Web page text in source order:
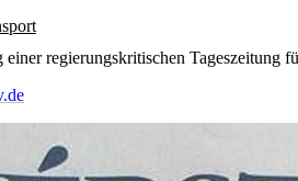
regierungskritischen Tageszeitung